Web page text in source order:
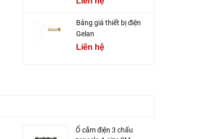
Bảng giá thiết bị điện
Gelan
Liên hệ
Ổ cắm điện 3 chấu